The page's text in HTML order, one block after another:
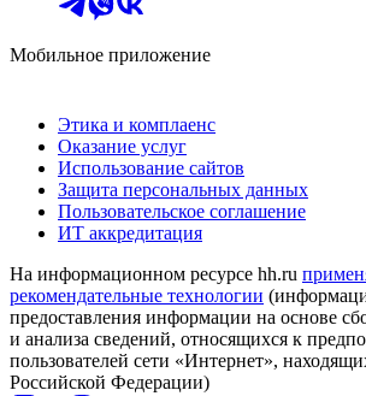
Мобильное приложение
Этика и комплаенс
Оказание услуг
Использование сайтов
Защита персональных данных
Пользовательское соглашение
ИТ аккредитация
На информационном ресурсе hh.ru
рекомендательные технологии
предоставления информации на основе
и анализа сведений, относящихся к
пользователей сети «Интернет»,
Российской Федерации)